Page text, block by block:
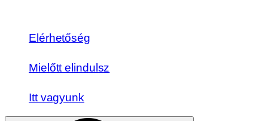
Elérhetőség
Mielőtt elindulsz
Itt vagyunk